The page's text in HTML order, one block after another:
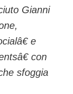
Gianni
e
con
sfoggia